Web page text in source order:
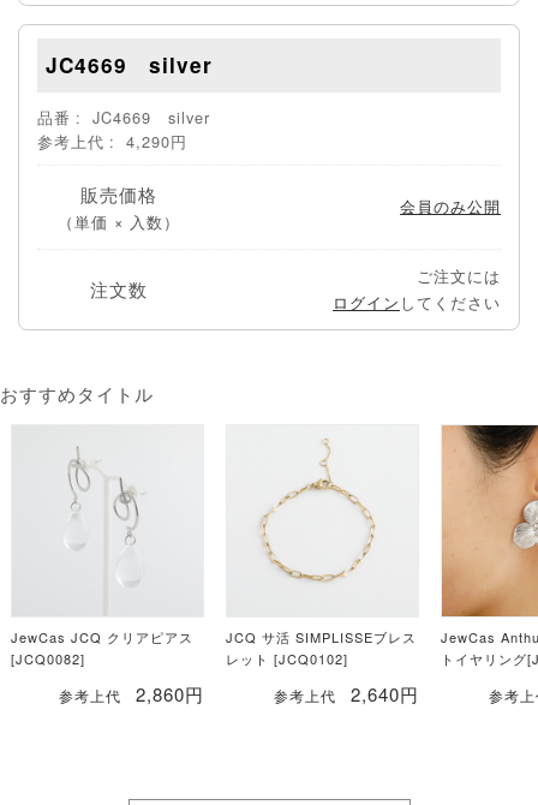
JC4669 silver
品番
JC4669 silver
参考上代
4,290円
販売価格
（単価 × 入数）
会員のみ公開
注文数
ご注文には
ログイン してください
おすすめタイトル
JewCas JCQ クリアピアス
[JCQ0082]
参考上代
2,860円
JCQ サ活 SIMPLISSEブレス
レット [JCQ0102]
参考上代
2,640円
JewCas
トイヤリング
参考